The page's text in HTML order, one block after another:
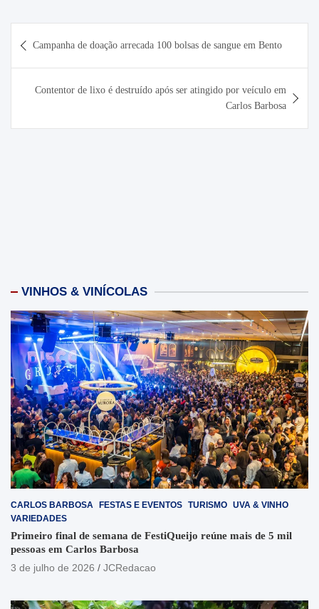
de
Campanha de doação arrecada 100 bolsas de sangue em Bento
Contentor de lixo é destruído após ser atingido por veículo em
Carlos Barbosa
VINHOS & VINÍCOLAS
CARLOS BARBOSA FESTAS E EVENTOS TURISMO UVA & VINHO
VARIEDADES
Primeiro final de semana de FestiQueijo reúne mais de 5 mil
pessoas em Carlos Barbosa
3 de julho de 2026
JCRedacao